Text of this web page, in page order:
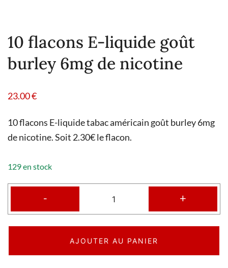
10 flacons E-liquide goût
burley 6mg de nicotine
23.00€
10 flacons E-liquide tabac américain goût burley 6mg
de nicotine. Soit 2.30€ le flacon.
129 en stock
- +
AJOUTER AU PANIER